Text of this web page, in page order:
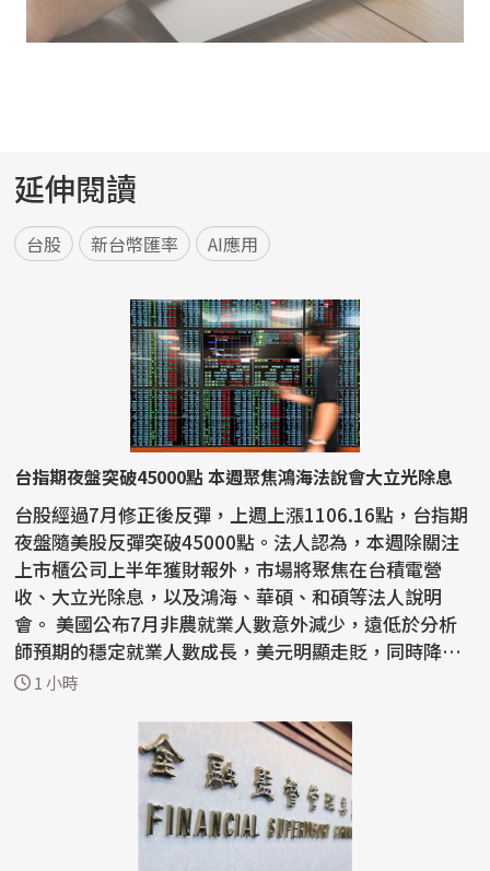
延伸閱讀
台股 新台幣匯率 AI應用
台指期夜盤突破45000點 本週聚焦鴻海法說會大立光除息
台股經過7月修正後反彈，上週上漲1106.16點，台指期
夜盤隨美股反彈突破45000點。法人認為，本週除關注
上市櫃公司上半年獲財報外，市場將聚焦在台積電營
收、大立光除息，以及鴻海、華碩、和碩等法人說明
會。 美國公布7月非農就業人數意外減少，遠低於分析
師預期的穩定就業人數成長，美元明顯走貶，同時降低
聯邦準備理事...
1 小時